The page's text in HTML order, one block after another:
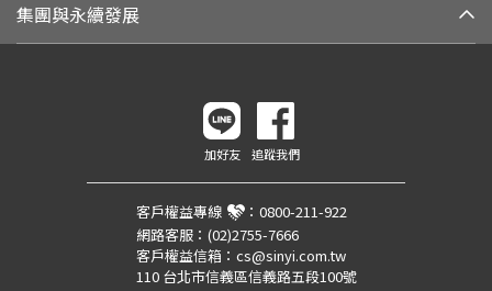
集團與永續發展
加好友 追蹤我們
客戶權益專線 ： 0800-211-922
網路客服： (02)2755-7666
客戶權益信箱： cs@sinyi.com.tw
110 台北市信義區信義路五段100號